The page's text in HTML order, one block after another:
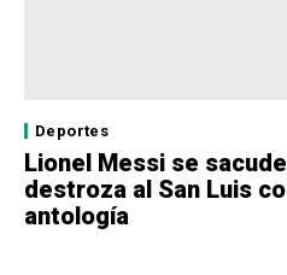
Deportes
Lionel Messi se
destroza al San Luis
antología